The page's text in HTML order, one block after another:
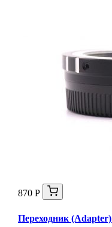
870 Р
Переходник